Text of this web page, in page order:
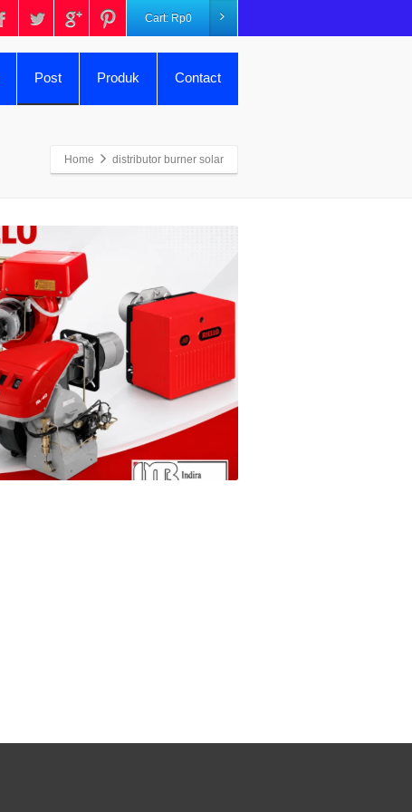
Cart: Rp0
Post Produk Contact
Home distributor burner solar